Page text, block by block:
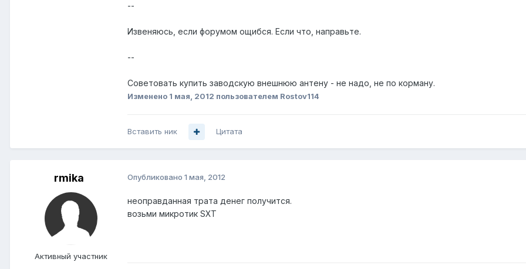
--
Извеняюсь, если форумом ощибся. Если что, направьте.
--
Советовать купить заводскую внешнюю антену - не надо, не по корману.
Изменено 1 мая, 2012 пользователем Rostov114
Вставить ник Цитата
rmika
Активный участник
Опубликовано 1 мая, 2012
неоправданная трата денег получится.
возьми микротик SXT